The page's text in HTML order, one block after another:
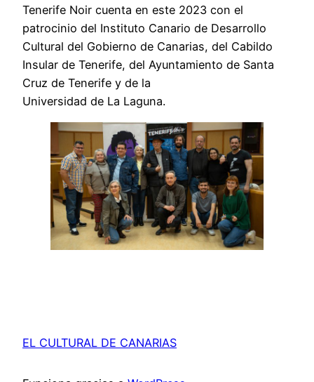
Tenerife Noir cuenta en este 2023 con el
patrocinio del Instituto Canario de Desarrollo
Cultural del Gobierno de Canarias, del Cabildo
Insular de Tenerife, del Ayuntamiento de Santa
Cruz de Tenerife y de la
Universidad de La Laguna.
EL CULTURAL DE CANARIAS